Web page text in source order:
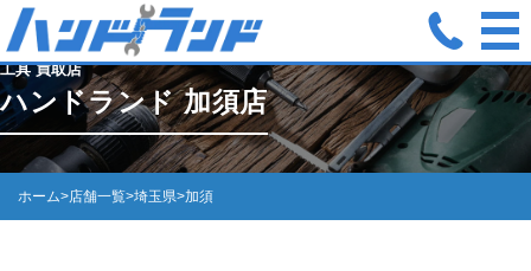
工具 買取店
ハンドランド 加須店
ホーム>店舗一覧>埼玉県>加須